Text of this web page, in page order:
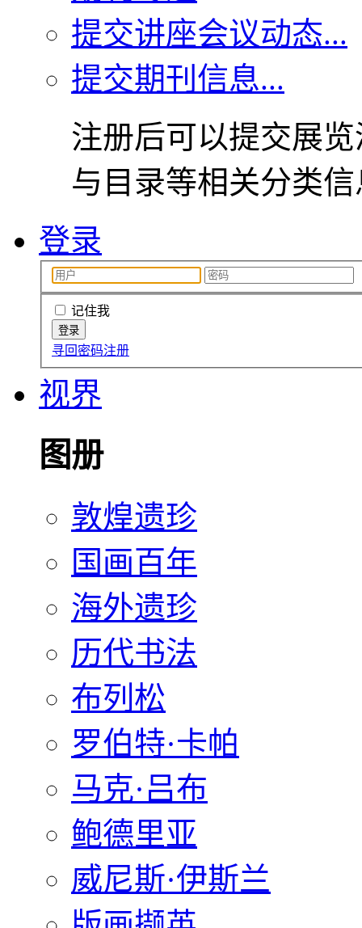
提交讲座会议动态...
提交期刊信息...
注册后可以提交展
与目录等相关分类
登录
记住我
寻回密码注册
视界
图册
敦煌遗珍
国画百年
海外遗珍
历代书法
布列松
罗伯特·卡帕
马克·吕布
鲍德里亚
威尼斯·伊斯兰